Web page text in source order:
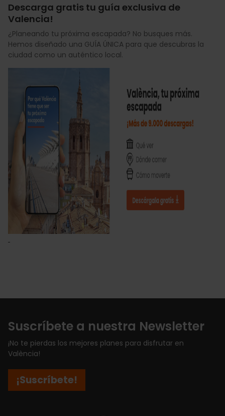
Descarga gratis tu guía exclusiva de
Valencia!
¿Planeando tu próxima escapada? No busques más.
Hemos diseñado una GUÍA ÚNICA para que descubras la
ciudad como un auténtico local.
Suscríbete a nuestra Newsletter
¡No te pierdas los mejores planes para disfrutar en
València!
¡Suscríbete!